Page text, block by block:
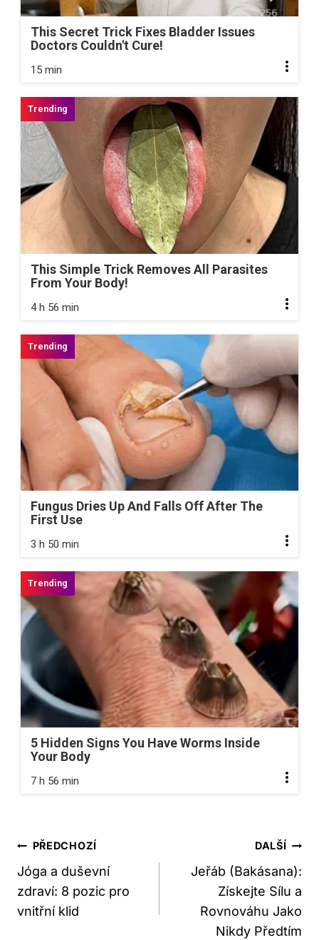
This Secret Trick Fixes Bladder Issues
Doctors Couldn't Cure!
15 min
This Simple Trick Removes All Parasites
From Your Body!
4 h 56 min
Fungus Dries Up And Falls Off After The
First Use
3 h 50 min
5 Hidden Signs You Have Worms Inside
Your Body
7 h 56 min
Navigace
Pro
Příspěvek
PŘEDCHOZÍ
Jóga a duševní
zdraví: 8 pozic pro
vnitřní klid
DALŠÍ
Jeřáb (Bakásana):
Získejte Sílu a
Rovnováhu Jako
Nikdy Předtím